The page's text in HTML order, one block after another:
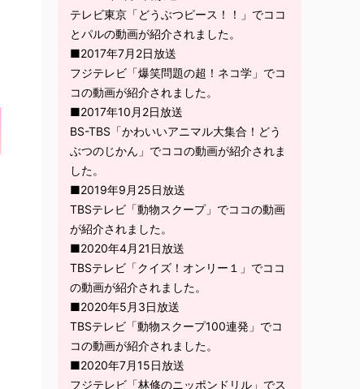
テレビ東京「どうぶつピース！！」でココ
とパルの動画が紹介されました。
■2017年7月2日放送
フジテレビ「爆笑問題の超！ネコ学」でコ
コの動画が紹介されました。
■2017年10月2日放送
BS-TBS「かわいいアニマル大集合！どう
ぶつのじかん」でココの動画が紹介されま
した。
■2019年9月25日放送
TBSテレビ「動物スクープ」でココの動画
が紹介されました。
■2020年4月21日放送
TBSテレビ「クイズ！オンリー１」でココ
の動画が紹介されました。
■2020年5月3日放送
TBSテレビ「動物スクープ100連発」でコ
コの動画が紹介されました。
■2020年7月15日放送
フジテレビ「林修のニッポンドリル」でス